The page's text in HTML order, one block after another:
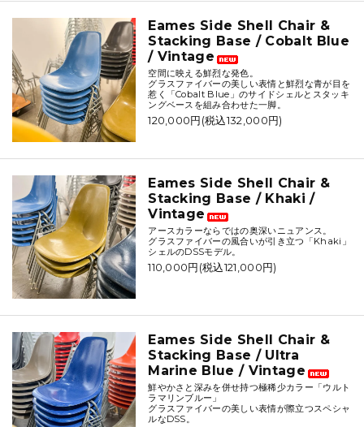
Eames Side Shell Chair &
Stacking Base / Cobalt Blue
/ Vintage
空間に映える鮮烈な発色。
グラスファイバーの美しい表情と鮮烈な青が目を
惹く「Cobalt Blue」のサイドシェルとスタッキ
ングベースを組み合わせた一脚。
120,000円(税込132,000円)
Eames Side Shell Chair &
Stacking Base / Khaki /
Vintage
アースカラーならではの奥深いニュアンス。
グラスファイバーの風合いが引き立つ「Khaki」
シェルのDSSモデル。
110,000円(税込121,000円)
Eames Side Shell Chair &
Stacking Base / Ultra
Marine Blue / Vintage
鮮やかさと深みを併せ持つ極稀少カラー「ウルト
ラマリンブルー」
グラスファイバーの美しい表情が際立つスペシャ
ルなDSS。